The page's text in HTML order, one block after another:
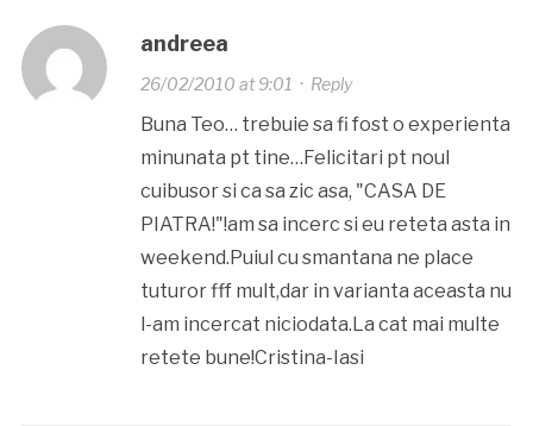
andreea
26/02/2010 at 9:01 · Reply
Buna Teo… trebuie sa fi fost o experienta
minunata pt tine…Felicitari pt noul
cuibusor si ca sa zic asa, "CASA DE
PIATRA!"!am sa incerc si eu reteta asta in
weekend.Puiul cu smantana ne place
tuturor fff mult,dar in varianta aceasta nu
l-am incercat niciodata.La cat mai multe
retete bune!Cristina-Iasi